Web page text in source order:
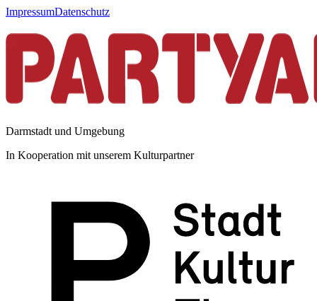
ImpressumDatenschutz
Darmstadt und Umgebung
In Kooperation mit unserem Kulturpartner